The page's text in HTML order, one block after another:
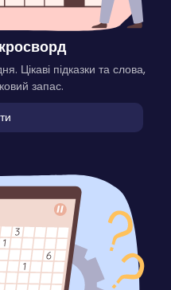
Цікаві підказки та слова,
запас.